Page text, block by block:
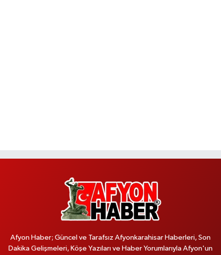
Afyon Haber; Güncel ve Tarafsız Afyonkarahisar Haberleri, Son
Dakika Gelişmeleri, Köşe Yazıları ve Haber Yorumlarıyla Afyon'un